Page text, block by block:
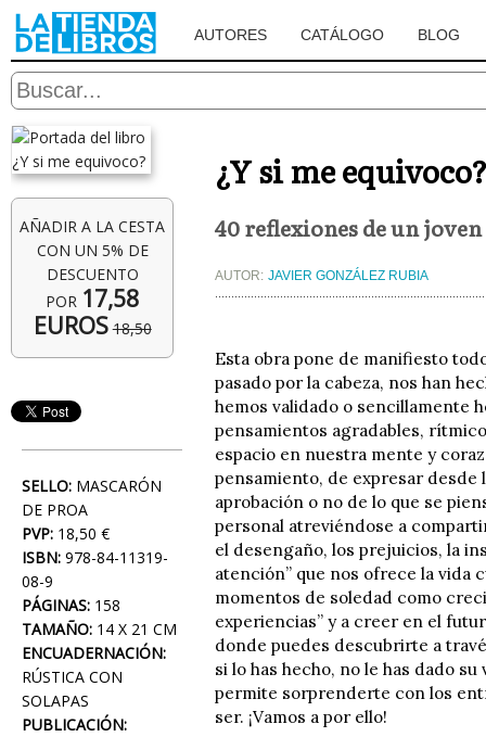
AUTORES CATÁLOGO BLOG
AÑADIR A LA CESTA
CON UN 5% DE
DESCUENTO
POR 17,58
EUROS 18,50
SELLO: MASCARÓN
DE PROA
PVP: 18,50 €
ISBN: 978-84-11319-
08-9
PÁGINAS: 158
TAMAÑO: 14 X 21 CM
ENCUADERNACIÓN:
RÚSTICA CON
SOLAPAS
PUBLICACIÓN:
¿Y si me equivoco?
40 reflexiones de un
AUTOR: JAVIER GONZÁLEZ RUBIA
Esta obra pone de manifiesto
pasado por la cabeza, nos han
hemos validado o sencillamente
pensamientos agradables,
espacio en nuestra mente y
pensamiento, de expresar desde
aprobación o no de lo que se
personal atreviéndose a
el desengaño, los prejuicios, la
atención” que nos ofrece la vida
momentos de soledad como
experiencias” y a creer en el
donde puedes descubrirte a
si lo has hecho, no le has dado
permite sorprenderte con los
ser. ¡Vamos a por ello!